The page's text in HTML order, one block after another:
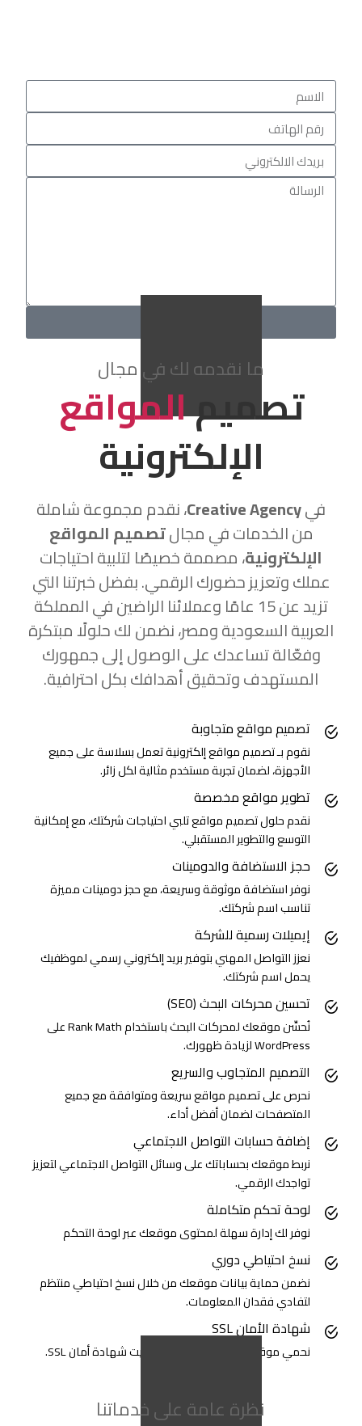
ما نقدمه لك في مجال
تصميمالمواقع
الإلكترونية
فيCreative Agency، نقدم مجموعة شاملة
من الخدمات في مجالتصميم المواقع
الإلكترونية، مصممة خصيصًا لتلبية احتياجات
عملك وتعزيز حضورك الرقمي. بفضل خبرتنا التي
تزيد عن 15 عامًا وعملائنا الراضين في المملكة
العربية السعودية ومصر، نضمن لك حلولًا مبتكرة
وفعّالة تساعدك على الوصول إلى جمهورك
المستهدف وتحقيق أهدافك بكل احترافية.
تصميم مواقع متجاوبة
نقوم بـ تصميم مواقع إلكترونية تعمل بسلاسة على جميع
الأجهزة، لضمان تجربة مستخدم مثالية لكل زائر.
تطوير مواقع مخصصة
نقدم حلول تصميم مواقع تلبي احتياجات شركتك، مع إمكانية
التوسع والتطوير المستقبلي.
حجز الاستضافة والدومينات
نوفر استضافة موثوقة وسريعة، مع حجز دومينات مميزة
تناسب اسم شركتك.
إيميلات رسمية للشركة
نعزز التواصل المهني بتوفير بريد إلكتروني رسمي لموظفيك
يحمل اسم شركتك.
تحسين محركات البحث (SEO)
نُحسِّن موقعك لمحركات البحث باستخدام Rank Math على
WordPress لزيادة ظهورك.
التصميم المتجاوب والسريع
نحرص على تصميم مواقع سريعة ومتوافقة مع جميع
المتصفحات لضمان أفضل أداء.
إضافة حسابات التواصل الاجتماعي
نربط موقعك بحساباتك على وسائل التواصل الاجتماعي لتعزيز
تواجدك الرقمي.
لوحة تحكم متكاملة
نوفر لك إدارة سهلة لمحتوى موقعك عبر لوحة التحكم
نسخ احتياطي دوري
نضمن حماية بيانات موقعك من خلال نسخ احتياطي منتظم
لتفادي فقدان المعلومات.
شهادة الأمان SSL
نحمي موقعك ونزيد ثقة العملاء بتثبيت شهادة أمان SSL.
نظرة عامة على خدماتنا